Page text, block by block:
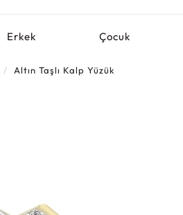
Erkek Çocuk
Altın Taşlı Kalp Yüzük